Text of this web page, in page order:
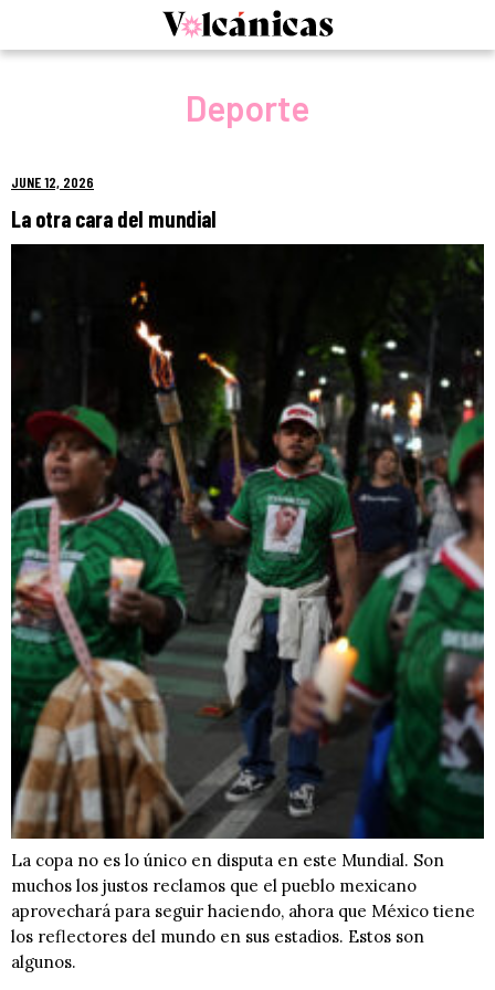
Deporte
JUNE 12, 2026
La otra cara del mundial
La copa no es lo único en disputa en este Mundial. Son
muchos los justos reclamos que el pueblo mexicano
aprovechará para seguir haciendo, ahora que México tiene
los reflectores del mundo en sus estadios. Estos son
algunos.